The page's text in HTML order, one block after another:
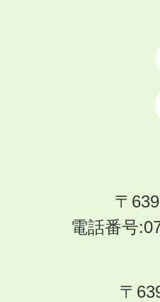
〒
電話番号
〒